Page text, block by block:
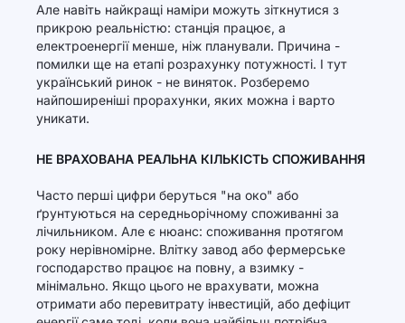
Але навіть найкращі наміри можуть зіткнутися з
прикрою реальністю: станція працює, а
електроенергії менше, ніж планували. Причина -
помилки ще на етапі розрахунку потужності. І тут
український ринок - не виняток. Розберемо
найпоширеніші прорахунки, яких можна і варто
уникати.
НЕ ВРАХОВАНА РЕАЛЬНА КІЛЬКІСТЬ СПОЖИВАННЯ
Часто перші цифри беруться "на око" або
ґрунтуються на середньорічному споживанні за
лічильником. Але є нюанс: споживання протягом
року нерівномірне. Влітку завод або фермерське
господарство працює на повну, а взимку -
мінімально. Якщо цього не врахувати, можна
отримати або перевитрату інвестицій, або дефіцит